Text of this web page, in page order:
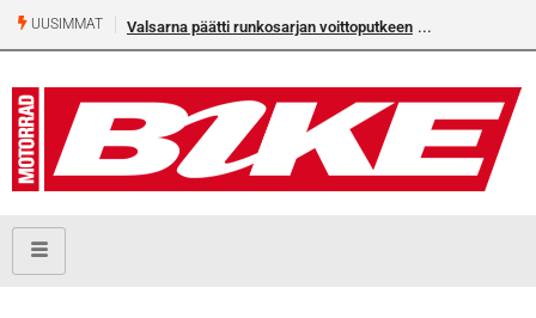
UUSIMMAT Valsarna päätti runkosarjan voittoputkeen